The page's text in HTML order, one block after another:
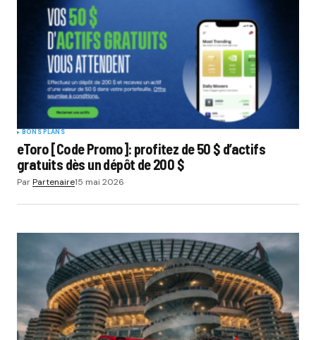
BONS PLANS
eToro [Code Promo]: profitez de 50 $ d’actifs
gratuits dès un dépôt de 200 $
ParPartenaire15 mai 2026